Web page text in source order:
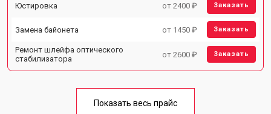
Юстировка от 2400 ₽ Заказать
Замена байонета от 1450 ₽ Заказать
Ремонт шлейфа оптического
стабилизатора
от 2600 ₽ Заказать
Показать весь прайс